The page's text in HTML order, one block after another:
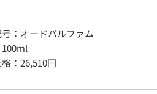
： オードパルファム
100ml
： 26,510円